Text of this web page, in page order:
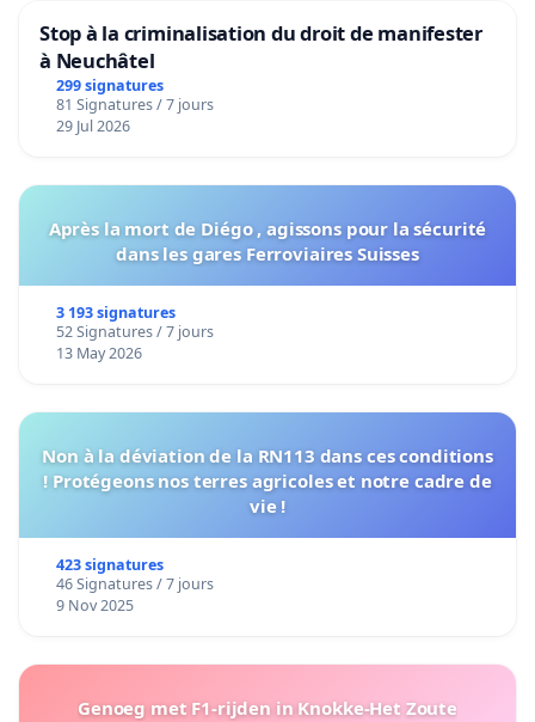
Stop à la criminalisation du droit de manifester
à Neuchâtel
299 signatures
81 Signatures / 7 jours
29 Jul 2026
Après la mort de Diégo , agissons pour la sécurité
dans les gares Ferroviaires Suisses
3 193 signatures
52 Signatures / 7 jours
13 May 2026
Non à la déviation de la RN113 dans ces conditions
! Protégeons nos terres agricoles et notre cadre de
vie !
423 signatures
46 Signatures / 7 jours
9 Nov 2025
Genoeg met F1-rijden in Knokke-Het Zoute